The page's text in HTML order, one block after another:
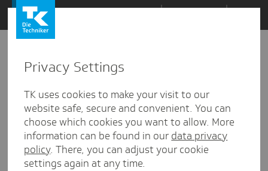
Zum
Inhalt
springen
den
Kommentaren
Privacy Settings
TK uses cookies to make your visit to our
website safe, secure and convenient. You can
choose which cookies you want to allow. More
information can be found in our data privacy
policy. There, you can adjust your cookie
settings again at any time.